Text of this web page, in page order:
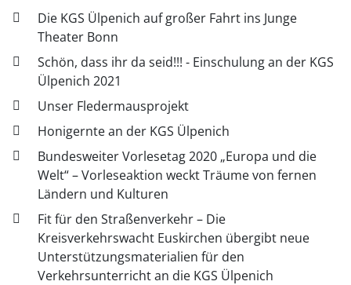
Die KGS Ülpenich auf großer Fahrt ins Junge
Theater Bonn
Schön, dass ihr da seid!!! - Einschulung an der KGS
Ülpenich 2021
Unser Fledermausprojekt
Honigernte an der KGS Ülpenich
Bundesweiter Vorlesetag 2020 „Europa und die
Welt“ – Vorleseaktion weckt Träume von fernen
Ländern und Kulturen
Fit für den Straßenverkehr – Die
Kreisverkehrswacht Euskirchen übergibt neue
Unterstützungsmaterialien für den
Verkehrsunterricht an die KGS Ülpenich